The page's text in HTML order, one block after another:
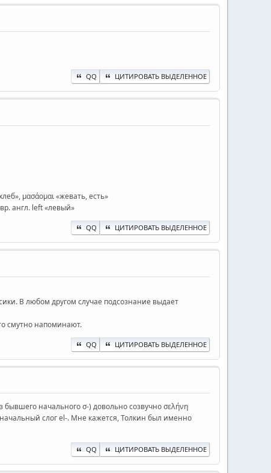
QQ ЦИТИРОВАТЬ ВЫДЕЛЕННОЕ
μασάομαι «жевать, есть»
англ. left «левый»
QQ ЦИТИРОВАТЬ ВЫДЕЛЕННОЕ
В любом другом случае подсознание выдает
смутно напоминают.
QQ ЦИТИРОВАТЬ ВЫДЕЛЕННОЕ
бывшего начального σ-) довольно созвучно σελήνη
слог el-. Мне кажется, Толкин был именно
QQ ЦИТИРОВАТЬ ВЫДЕЛЕННОЕ